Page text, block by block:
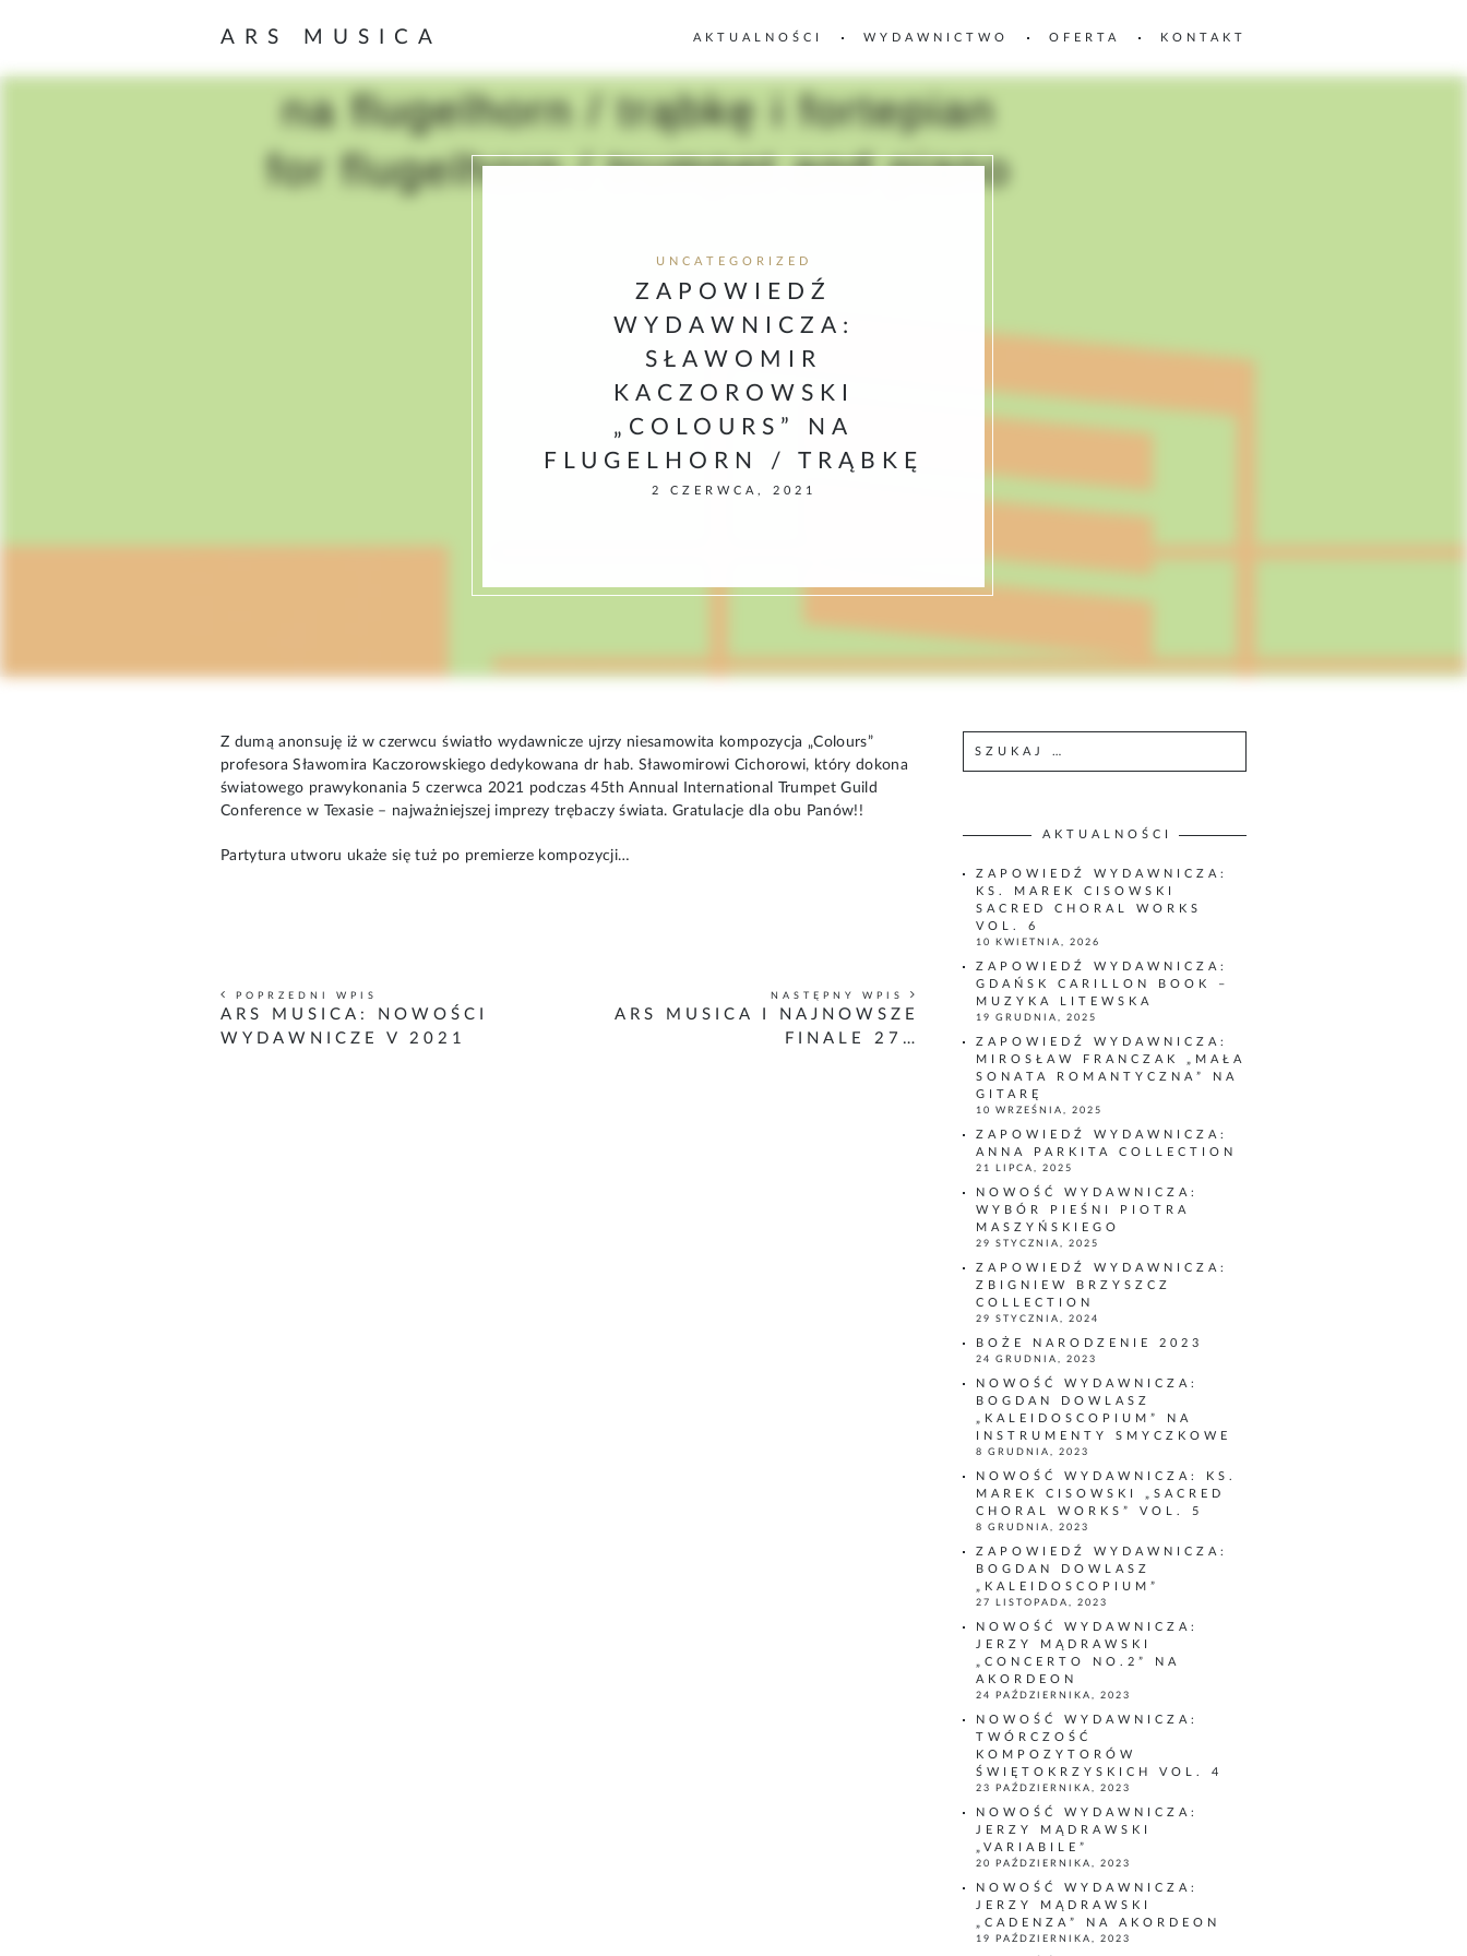
ARS MUSICA AKTUALNOŚCI WYDAWNICTWO OFERTA KONTAKT
UNCATEGORIZED
ZAPOWIEDŹ
WYDAWNICZA:
SŁAWOMIR
KACZOROWSKI
„COLOURS” NA
FLUGELHORN / TRĄBKĘ
2 CZERWCA, 2021
Z dumą anonsuję iż w czerwcu światło wydawnicze ujrzy niesamowita kompozycja „Colours”
profesora Sławomira Kaczorowskiego dedykowana dr hab. Sławomirowi Cichorowi, który dokona
światowego prawykonania 5 czerwca 2021 podczas 45th Annual International Trumpet Guild
Conference w Texasie – najważniejszej imprezy trębaczy świata. Gratulacje dla obu Panów!!
Partytura utworu ukaże się tuż po premierze kompozycji…
POPRZEDNI WPIS
ARS MUSICA: NOWOŚCI
WYDAWNICZE V 2021
NASTĘPNY WPIS
ARS MUSICA I NAJNOWSZE
FINALE 27…
a
:
AKTUALNOŚCI
ZAPOWIEDŹ WYDAWNICZA:
KS. MAREK CISOWSKI
SACRED CHORAL WORKS
VOL. 6
10 KWIETNIA, 2026
ZAPOWIEDŹ WYDAWNICZA:
GDAŃSK CARILLON BOOK –
MUZYKA LITEWSKA
19 GRUDNIA, 2025
ZAPOWIEDŹ WYDAWNICZA:
MIROSŁAW FRANCZAK „MAŁA
SONATA ROMANTYCZNA” NA
GITARĘ
10 WRZEŚNIA, 2025
ZAPOWIEDŹ WYDAWNICZA:
ANNA PARKITA COLLECTION
21 LIPCA, 2025
NOWOŚĆ WYDAWNICZA:
WYBÓR PIEŚNI PIOTRA
MASZYŃSKIEGO
29 STYCZNIA, 2025
ZAPOWIEDŹ WYDAWNICZA:
ZBIGNIEW BRZYSZCZ
COLLECTION
29 STYCZNIA, 2024
BOŻE NARODZENIE 2023
24 GRUDNIA, 2023
NOWOŚĆ WYDAWNICZA:
BOGDAN DOWLASZ
„KALEIDOSCOPIUM” NA
INSTRUMENTY SMYCZKOWE
8 GRUDNIA, 2023
NOWOŚĆ WYDAWNICZA: KS.
MAREK CISOWSKI „SACRED
CHORAL WORKS” VOL. 5
8 GRUDNIA, 2023
ZAPOWIEDŹ WYDAWNICZA:
BOGDAN DOWLASZ
„KALEIDOSCOPIUM”
27 LISTOPADA, 2023
NOWOŚĆ WYDAWNICZA:
JERZY MĄDRAWSKI
„CONCERTO NO.2” NA
AKORDEON
24 PAŹDZIERNIKA, 2023
NOWOŚĆ WYDAWNICZA:
TWÓRCZOŚĆ
KOMPOZYTORÓW
ŚWIĘTOKRZYSKICH VOL. 4
23 PAŹDZIERNIKA, 2023
NOWOŚĆ WYDAWNICZA:
JERZY MĄDRAWSKI
„VARIABILE”
20 PAŹDZIERNIKA, 2023
NOWOŚĆ WYDAWNICZA:
JERZY MĄDRAWSKI
„CADENZA” NA AKORDEON
19 PAŹDZIERNIKA, 2023